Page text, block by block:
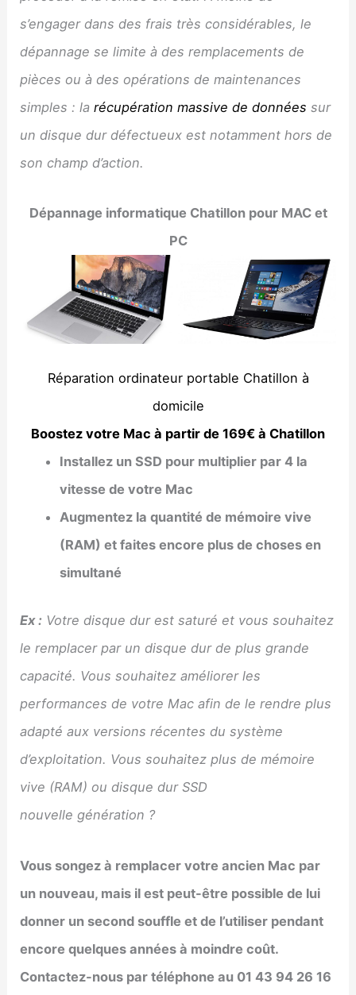
s’engager dans des frais très considérables, le
dépannage se limite à des remplacements de
pièces ou à des opérations de maintenances
simples : larécupération massive de données sur
un disque dur défectueux est notamment hors de
son champ d’action.
Dépannage informatique Chatillon pour MAC et
PC
Réparation ordinateur portable Chatillon à
domicile
Boostez votre Mac à partir de 169€ à Chatillon
Installez un SSD pour multiplier par 4 la
vitesse de votre Mac
Augmentez la quantité de mémoire vive
(RAM) et faites encore plus de choses en
simultané
Ex : Votre disque dur est saturé et vous souhaitez
le remplacer par un disque dur de plus grande
capacité. Vous souhaitez améliorer les
performances de votre Mac afin de le rendre plus
adapté aux versions récentes du système
d’exploitation. Vous souhaitez plus de mémoire
vive (RAM) ou disque dur SSD
nouvelle génération ?
Vous songez à remplacer votre ancien Mac par
un nouveau, mais il est peut-être possible de lui
donner un second souffle et de l’utiliser pendant
encore quelques années à moindre coût.
Contactez-nous par téléphone au 01 43 94 26 16